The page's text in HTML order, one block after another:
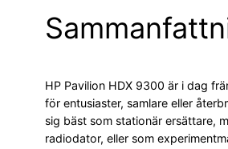
HP Pavilion HDX 9300 är i dag
för entusiaster, samlare eller
sig bäst som stationär ersättare,
radiodator, eller som